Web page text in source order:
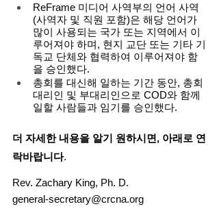
ReFrame 미디어 사역부의 언어 사역
(사역자 및 직원 포함)은 해당 언어가
많이 사용되는 국가 또는 지역에서 이
루어져야 하며, 현지 교단 또는 기타 기
독교 단체와 협력하여 이루어져야 함
을 승인했다.
총회를 대신해 일하는 기간 동안, 총회
대리인 및 부대리인으로 COD와 함께
일할 사람들과 임기를 승인했다.
더 자세한 내용을 알기 원하시면, 아래로 연
락바랍니다.
Rev. Zachary King, Ph. D.
general-secretary@crcna.org